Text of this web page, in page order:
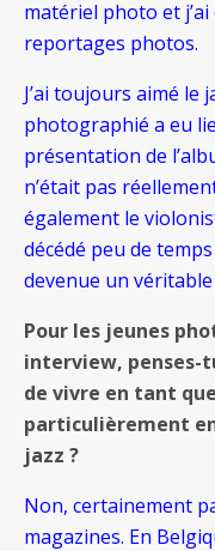
matériel photo et
reportages photos.
J’ai toujours aimé le
photographié a eu
présentation de
n’était pas
également le
décédé peu de
devenue un
Pour les jeunes
interview, penses-
de vivre en tant
particulièrement
jazz ?
Non, certainement
magazines. En